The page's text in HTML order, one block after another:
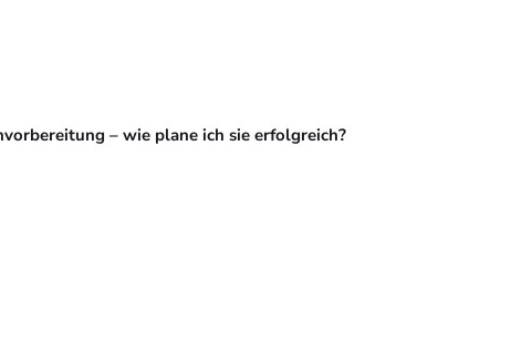
– wie plane ich sie erfolgreich?